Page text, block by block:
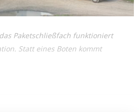
Paketschließfach funktioniert
Statt eines Boten kommt